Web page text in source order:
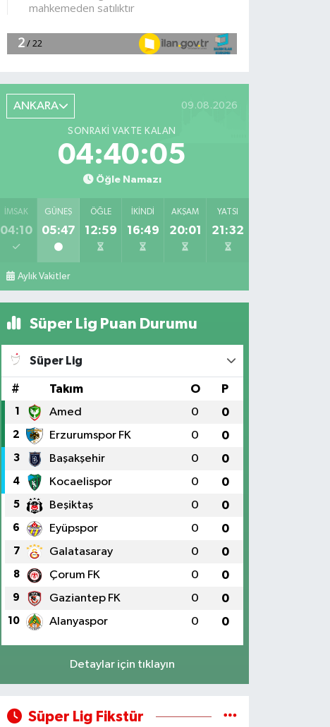
ANKARA 09.08.2026
SONRAKI VAKTE KALAN
04:40:04
Öğle Namazı
İMSAK
04:10
GÜNEŞ
05:47
ÖĞLE
12:59
İKINDI
16:49
AKŞAM
20:01
YATSI
21:32
Aylık Vakitler
Süper Lig Puan Durumu
Süper Lig
# Takım O P
1 Amed 0 0
2 Erzurumspor FK 0 0
3 Başakşehir 0 0
4 Kocaelispor 0 0
5 Beşiktaş 0 0
6 Eyüpspor 0 0
7 Galatasaray 0 0
8 Çorum FK 0 0
9 Gaziantep FK 0 0
10 Alanyaspor 0 0
Detaylar için tıklayın
Süper Lig Fikstür